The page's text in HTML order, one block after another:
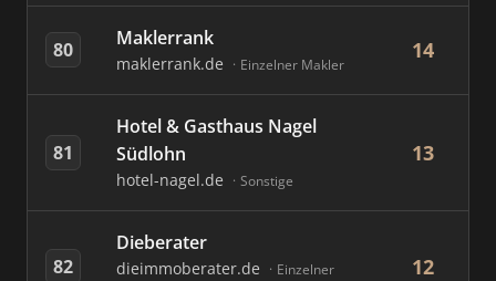
80 Maklerrank
maklerrank.de Einzelner Makler
14
81
Hotel & Gasthaus Nagel
Südlohn
hotel-nagel.de Sonstige
13
82
Dieberater
dieimmoberater.de
Einzelner
12